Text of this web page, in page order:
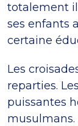
totalement
ses enfants
certaine
Les
reparties.
puissantes
musulmans.